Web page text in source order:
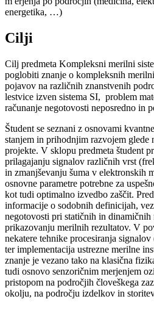
energetika, …)
Cilji
Cilj predmeta Kompleksni merilni
poglobiti znanje o kompleksnih
pojavov na različnih znanstvenih
lestvice izven sistema SI, problem
računanje negotovosti neposredno in
Študent se seznani z osnovami
stanjem in prihodnjim razvojem glede
projekte. V sklopu predmeta študent
prilagajanju signalov različnih vrst
in zmanjševanju šuma v elektronskih
osnovne parametre potrebne za
kot tudi optimalno izvedbo zaščit.
informacije o sodobnih definicijah,
negotovosti pri statičnih in
prikazovanju merilnih rezultatov. V
nekatere tehnike procesiranja
ter implementacija ustrezne merilne
znanje je vezano tako na klasična
tudi osnovo senzoričnim merjenjem
pristopom na področjih človeškega
okolju, na področju izdelkov in